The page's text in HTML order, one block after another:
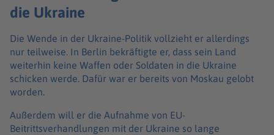
die Ukraine
Die Wende in der Ukraine-Politik vollzieht er allerdings
nur teilweise. In Berlin bekräftigte er, dass sein Land
weiterhin keine Waffen oder Soldaten in die Ukraine
schicken werde. Dafür war er bereits von Moskau gelobt
worden.
Außerdem will er die Aufnahme von EU-
Beitrittsverhandlungen mit der Ukraine so lange